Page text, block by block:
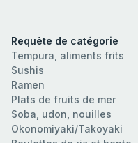
Requête de catégorie
Tempura, aliments frits
Sushis
Ramen
Plats de fruits de mer
Soba, udon, nouilles
Okonomiyaki/Takoyaki